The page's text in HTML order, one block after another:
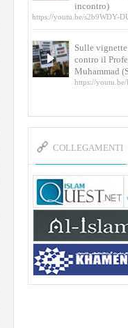
incontro)
https://youtu.be/s2b9WDY-
Sulle
contro il
Muhammad
https://
Mahdi al-
L’Abluzione
secondo
l’Imam
https://
v=p3sOpOgK7cU
I ricordi
Qassem
figlia di un
https://
COLLEGAMENTI